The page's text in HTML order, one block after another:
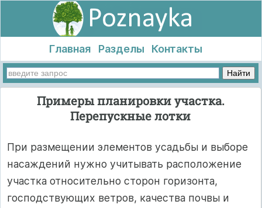
Главная Разделы Контакты
Примеры планировки участка.
Перепускные лотки
При размещении элементов усадьбы и выборе
насаждений нужно учитывать расположение
участка относительно сторон горизонта,
господствующих ветров, качества почвы и